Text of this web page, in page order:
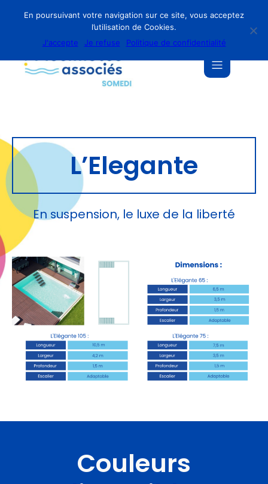
L’Elegante
En suspension, le luxe de la liberté
Couleurs
En poursuivant votre navigation sur ce site, vous acceptez
l’utilisation de Cookies.
J'accepte
Je refuse Politique de confidentialité